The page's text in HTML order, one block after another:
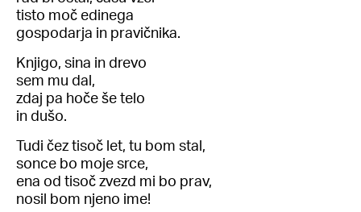
tisto moč edinega
gospodarja in pravičnika.
Knjigo, sina in drevo
sem mu dal,
zdaj pa hoče še telo
in dušo.
Tudi čez tisoč let, tu bom stal,
sonce bo moje srce,
ena od tisoč zvezd mi bo prav,
nosil bom njeno ime!